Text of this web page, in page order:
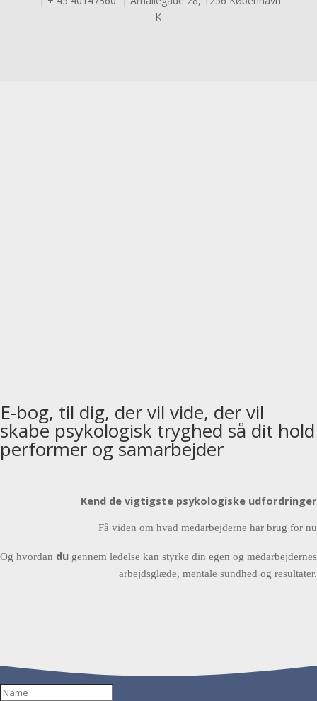
K
E-bog, til dig, der vil vide, der vil
skabe psykologisk tryghed så dit hold
performer og samarbejder
Kend de vigtigste psykologiske udfordringer
Få viden om hvad medarbejderne har brug for nu
Og hvordan du gennem ledelse kan styrke din egen og medarbejdernes
arbejdsglæde, mentale sundhed og resultater.